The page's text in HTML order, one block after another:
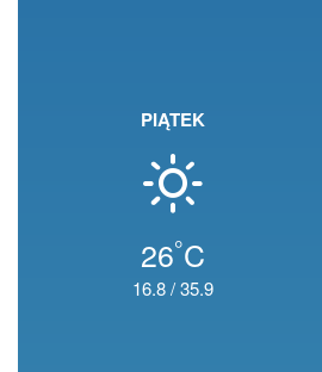
PIĄTEK
26°C
16.8/35.9